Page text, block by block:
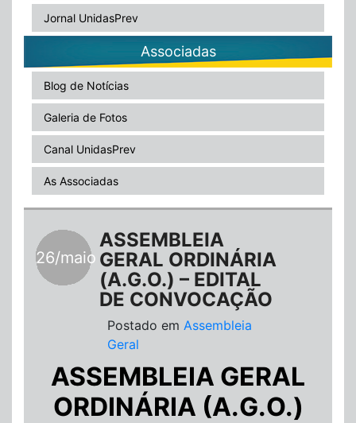
Jornal UnidasPrev
Associadas
Blog de Notícias
Galeria de Fotos
Canal UnidasPrev
As Associadas
26/maio
ASSEMBLEIA
GERAL ORDINÁRIA
(A.G.O.) – EDITAL
DE CONVOCAÇÃO
Postado em Assembleia
Geral
ASSEMBLEIA GERAL
ORDINÁRIA (A.G.O.)